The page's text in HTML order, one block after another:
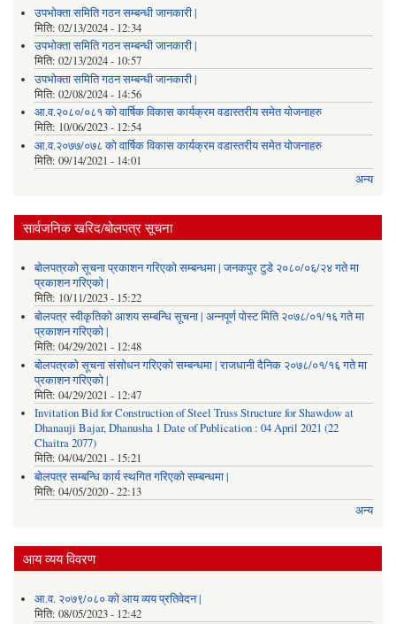
उपभोक्ता समिति गठन सम्बन्धी जानकारी |
मिति: 02/13/2024 - 12:34
उपभोक्ता समिति गठन सम्बन्धी जानकारी |
मिति: 02/13/2024 - 10:57
उपभोक्ता समिति गठन सम्बन्धी जानकारी |
मिति: 02/08/2024 - 14:56
आ.व.२०८०/०८१ को वार्षिक विकास कार्यक्रम वडास्तरीय समेत योजनाहरु
मिति: 10/06/2023 - 12:54
आ.व.२०७७/०७८ को वार्षिक विकास कार्यक्रम वडास्तरीय समेत योजनाहरु
मिति: 09/14/2021 - 14:01
अन्य
सार्वजनिक खरिद/बोलपत्र सूचना
बोलपत्रको सूचना प्रकाशन गरिएको सम्बन्धमा | जनकपुर टुडे २०८०/०६/२४ गते मा
प्रकाशन गरिएको |
मिति: 10/11/2023 - 15:22
बोलपत्र स्वीकृतिको आशय सम्बन्धि सूचना | अन्नपूर्ण पोस्ट मिति २०७८/०१/१६ गते मा
प्रकाशन गरिएको |
मिति: 04/29/2021 - 12:48
बोलपत्रको सूचना संसोधन गरिएको सम्बन्धमा | राजधानी दैनिक २०७८/०१/१६ गते मा
प्रकाशन गरिएको |
मिति: 04/29/2021 - 12:47
Invitation Bid for Construction of Steel Truss Structure for Shawdow at
Dhanauji Bajar, Dhanusha 1 Date of Publication : 04 April 2021 (22
Chaitra 2077)
मिति: 04/04/2021 - 15:21
बोलपत्र सम्बन्धि कार्य स्थगित गरिएको सम्बन्धमा |
मिति: 04/05/2020 - 22:13
अन्य
आय व्यय विवरण
आ.व. २०७९/०८० को आय व्यय प्रतिवेदन |
मिति: 08/05/2023 - 12:42